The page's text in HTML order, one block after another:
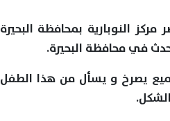
مركز النوبارية بمحافظة البحيرة
في محافظة البحيرة.
يصرخ و يسأل من هذا الطفل